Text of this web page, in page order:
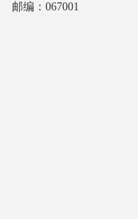
邮编：067001